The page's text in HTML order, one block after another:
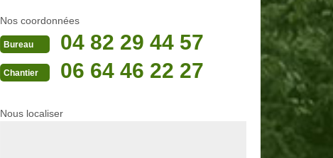
Nos coordonnées
Bureau 04 82 29 44 57
Chantier 06 64 46 22 27
Nous localiser